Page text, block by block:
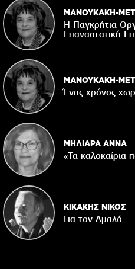
ΜΑΝΟΥΚΑΚΗ-
Η Παγκρήτια
Επαναστατική
ΜΑΝΟΥΚΑΚΗ-
Ένας χρόνος
ΜΗΛΙΑΡΑ ΑΝΝΑ
«Τα καλοκαίρια
ΚΙΚΑΚΗΣ ΝΙΚΟΣ
Για τον Αμαλό…